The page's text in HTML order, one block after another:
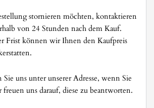
stornieren möchten, kontaktieren
von 24 Stunden nach dem Kauf.
Frist können wir Ihnen den Kaufpreis
uns unter unserer Adresse, wenn Sie
uns darauf, diese zu beantworten.